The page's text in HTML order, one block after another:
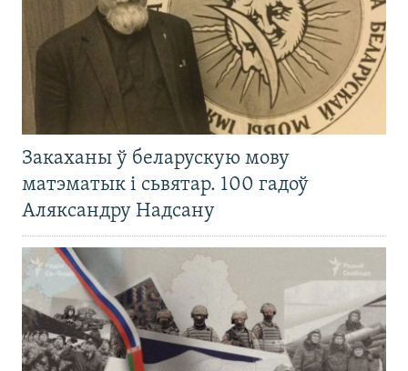
Закаханы ў беларускую мову
матэматык і сьвятар. 100 гадоў
Аляксандру Надсану